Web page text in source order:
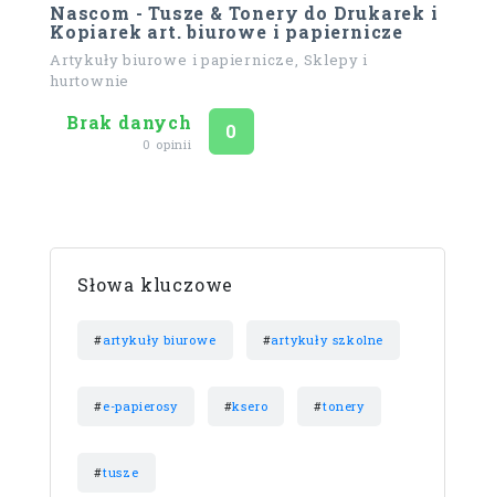
Nascom - Tusze & Tonery do Drukarek i
Kopiarek art. biurowe i papiernicze
Artykuły biurowe i papiernicze, Sklepy i
hurtownie
Brak danych
0 opinii
Ocena
0
Słowa kluczowe
#artykuły biurowe #artykuły szkolne
#e-papierosy #ksero #tonery
#tusze